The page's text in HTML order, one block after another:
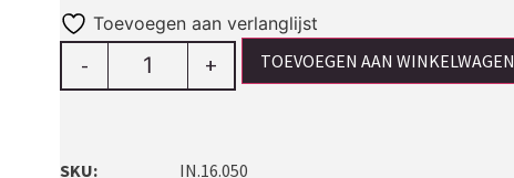
Toevoegen aan verlanglijst
- + TOEVOEGEN AAN WINKELWAGEN
SKU:
IN.16.050